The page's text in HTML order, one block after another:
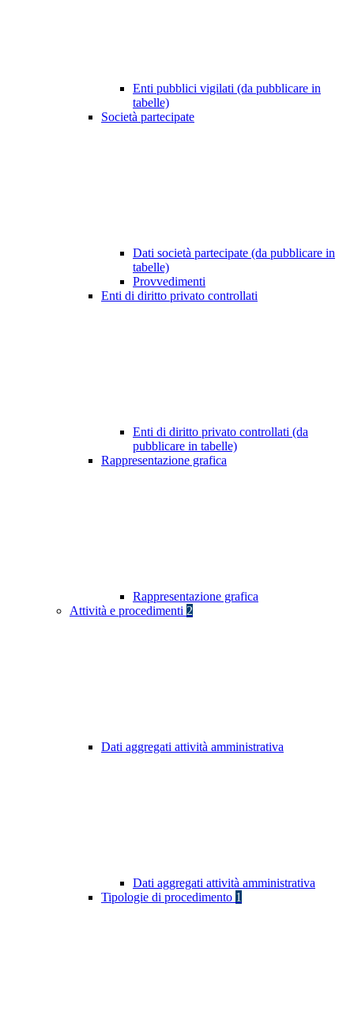
Enti pubblici vigilati (da pubblicare in
tabelle)
Società partecipate
Dati società partecipate (da pubblicare in
tabelle)
Provvedimenti
Enti di diritto privato controllati
Enti di diritto privato controllati (da
pubblicare in tabelle)
Rappresentazione grafica
Rappresentazione grafica
Attività e procedimenti 2
Dati aggregati attività amministrativa
Dati aggregati attività amministrativa
Tipologie di procedimento 1